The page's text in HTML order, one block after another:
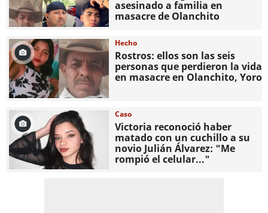
asesinado a familia en
masacre de Olanchito
Hecho
Rostros: ellos son las seis
personas que perdieron la vida
en masacre en Olanchito, Yoro
Caso
Victoria reconoció haber
matado con un cuchillo a su
novio Julián Álvarez: "Me
rompió el celular..."